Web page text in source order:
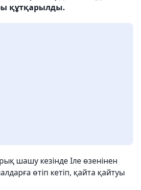
құтқарылды.
шашу кезінде Іле өзенінен
өтіп кетіп, қайта қайтуы